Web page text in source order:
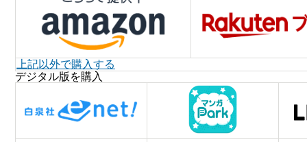
上記以外で購入する
デジタル版を購入